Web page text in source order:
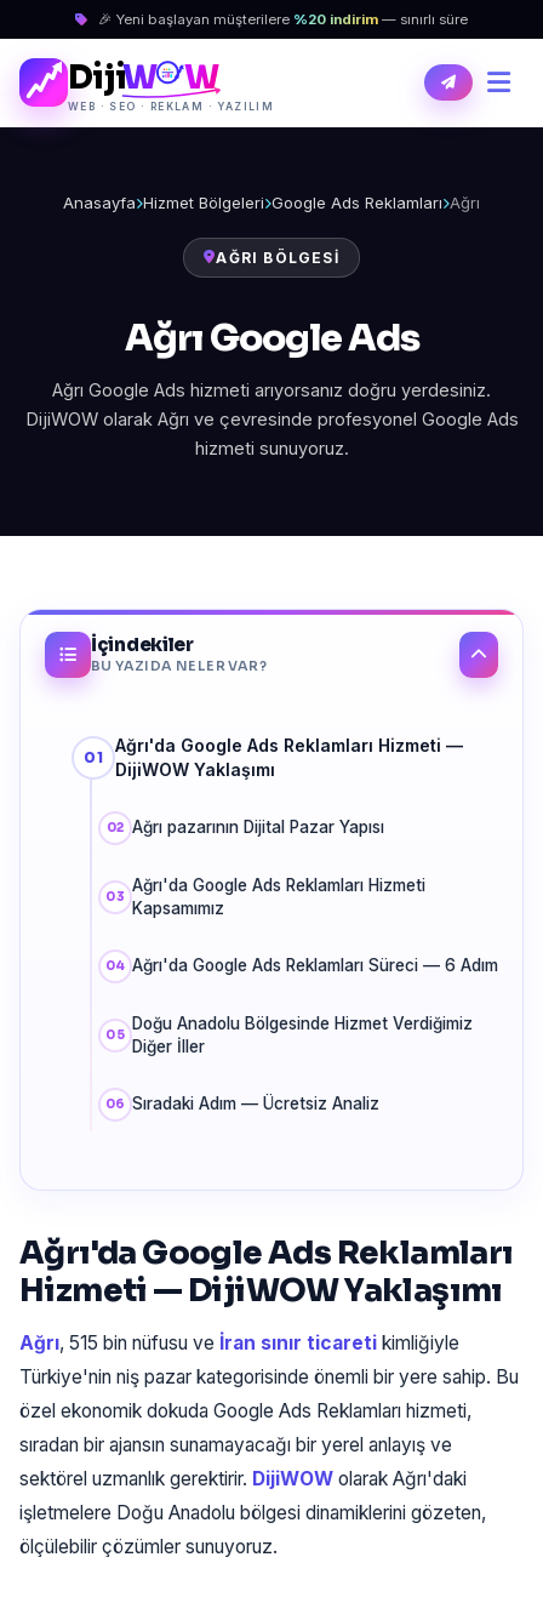
🎉 Yeni başlayan müşterilere %20 indirim — sınırlı süre
DijiW W
WEB · SEO · REKLAM · YAZILIM
Anasayfa Hizmet Bölgeleri Google Ads Reklamları Ağrı
AĞRI BÖLGESI
Ağrı Google Ads
Ağrı Google Ads hizmeti arıyorsanız doğru yerdesiniz.
DijiWOW olarak Ağrı ve çevresinde profesyonel Google Ads
hizmeti sunuyoruz.
İçindekiler
BU YAZIDA NELER VAR?
Ağrı'da Google Ads Reklamları Hizmeti —
DijiWOW Yaklaşımı
Ağrı pazarının Dijital Pazar Yapısı
Ağrı'da Google Ads Reklamları Hizmeti
Kapsamımız
Ağrı'da Google Ads Reklamları Süreci — 6 Adım
Doğu Anadolu Bölgesinde Hizmet Verdiğimiz
Diğer İller
Sıradaki Adım — Ücretsiz Analiz
Ağrı'da Google Ads Reklamları
Hizmeti — DijiWOW Yaklaşımı
Ağrı, 515 bin nüfusu ve İran sınır ticareti kimliğiyle
Türkiye'nin niş pazar kategorisinde önemli bir yere sahip. Bu
özel ekonomik dokuda Google Ads Reklamları hizmeti,
sıradan bir ajansın sunamayacağı bir yerel anlayış ve
sektörel uzmanlık gerektirir. DijiWOW olarak Ağrı'daki
işletmelere Doğu Anadolu bölgesi dinamiklerini gözeten,
ölçülebilir çözümler sunuyoruz.